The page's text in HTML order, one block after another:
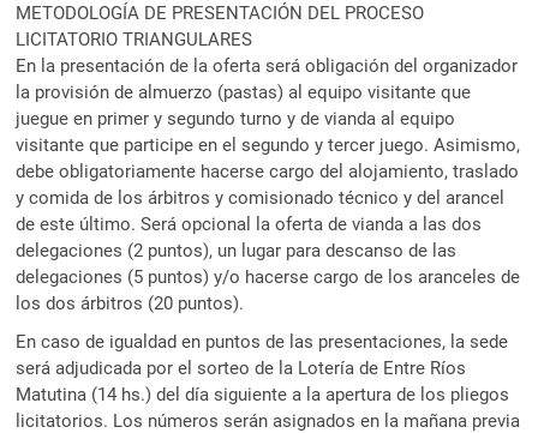
METODOLOGÍA DE PRESENTACIÓN DEL PROCESO
LICITATORIO TRIANGULARES
En la presentación de la oferta será obligación del organizador
la provisión de almuerzo (pastas) al equipo visitante que
juegue en primer y segundo turno y de vianda al equipo
visitante que participe en el segundo y tercer juego. Asimismo,
debe obligatoriamente hacerse cargo del alojamiento, traslado
y comida de los árbitros y comisionado técnico y del arancel
de este último. Será opcional la oferta de vianda a las dos
delegaciones (2 puntos), un lugar para descanso de las
delegaciones (5 puntos) y/o hacerse cargo de los aranceles de
los dos árbitros (20 puntos).
En caso de igualdad en puntos de las presentaciones, la sede
será adjudicada por el sorteo de la Lotería de Entre Ríos
Matutina (14 hs.) del día siguiente a la apertura de los pliegos
licitatorios. Los números serán asignados en la mañana previa